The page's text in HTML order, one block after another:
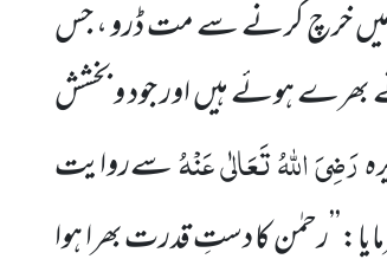
میں خرچ کرنے سے مت ڈرو ، جس
ہوئے ہیں اور جود و بخشش
رَضِیَ اللہُ تَعَالٰی عَنْہُسےروایت
کا دستِ قدرت بھرا ہوا